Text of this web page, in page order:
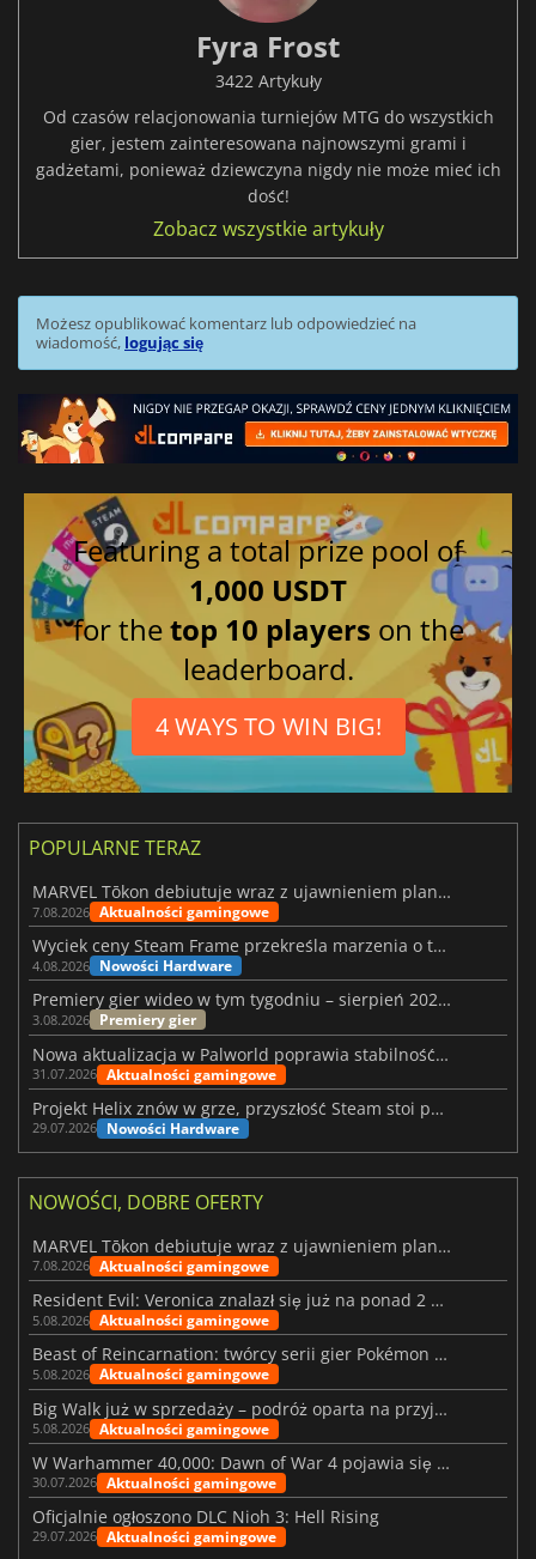
Fyra Frost
3422 Artykuły
Od czasów relacjonowania turniejów MTG do wszystkich
gier, jestem zainteresowana najnowszymi grami i
gadżetami, ponieważ dziewczyna nigdy nie może mieć ich
dość!
Zobacz wszystkie artykuły
Możesz opublikować komentarz lub odpowiedzieć na
wiadomość, logując się
Featuring a total prize pool of
1,000 USDT
for thetop 10 players on the
leaderboard.
4 WAYS TO WIN BIG!
POPULARNE TERAZ
MARVEL Tōkon debiutuje wraz z ujawnieniem planu rozwoju na pierwszy rok
7.08.2026 Aktualności gamingowe
Wyciek ceny Steam Frame przekreśla marzenia o tanim zestawie VR
4.08.2026 Nowości Hardware
Premiery gier wideo w tym tygodniu – sierpień 2026 r. (32. tydzień)
3.08.2026 Premiery gier
Nowa aktualizacja w Palworld poprawia stabilność Sunreach i walk z bossami
31.07.2026 Aktualności gamingowe
Projekt Helix znów w grze, przyszłość Steam stoi pod znakiem zapytania
29.07.2026 Nowości Hardware
NOWOŚCI, DOBRE OFERTY
MARVEL Tōkon debiutuje wraz z ujawnieniem planu rozwoju na pierwszy rok
7.08.2026 Aktualności gamingowe
Resident Evil: Veronica znalazł się już na ponad 2 milionach list życzeń
5.08.2026 Aktualności gamingowe
Beast of Reincarnation: twórcy serii gier Pokémon wkraczają na nową ścieżkę
5.08.2026 Aktualności gamingowe
Big Walk już w sprzedaży – podróż oparta na przyjaźni
5.08.2026 Aktualności gamingowe
W Warhammer 40,000: Dawn of War 4 pojawia się frakcja Nekronów
30.07.2026 Aktualności gamingowe
Oficjalnie ogłoszono DLC Nioh 3: Hell Rising
29.07.2026 Aktualności gamingowe